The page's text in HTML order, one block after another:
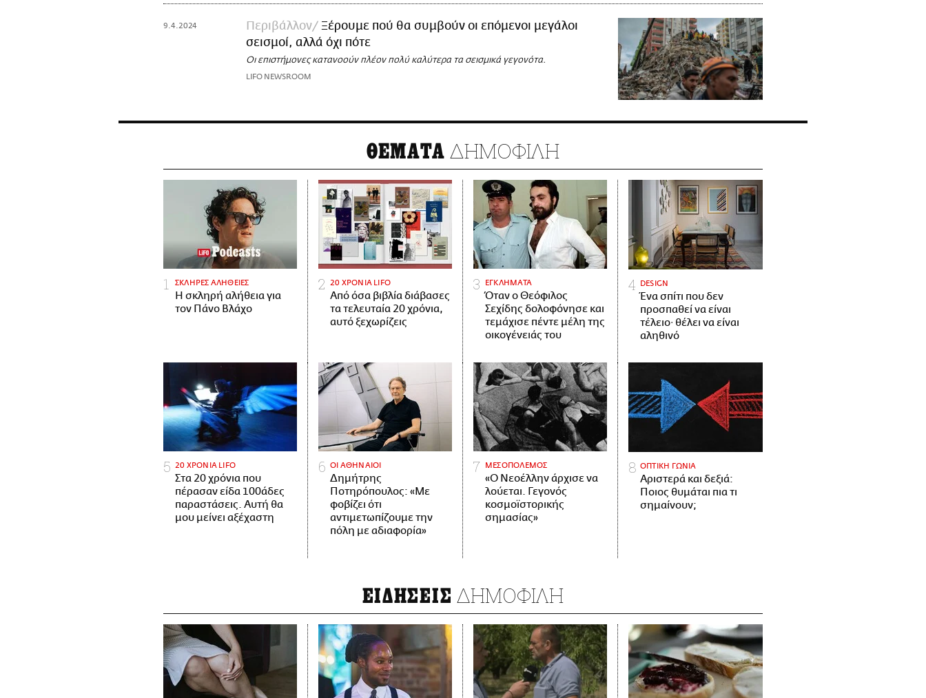
9.4.2024 Περιβάλλον
Ξέρουμε πού θα συμβούν οι επόμενοι μεγάλοι
σεισμοί, αλλά όχι πότε
Οι επιστήμονες κατανοούν πλέον πολύ καλύτερα τα σεισμικά γεγονότα.
LIFO NEWSROOM
ΘΕΜΑΤΑ ΔΗΜΟΦΙΛΗ
ΣΚΛΗΡΕΣ ΑΛΗΘΕΙΕΣ
H σκληρή αλήθεια για
τον Πάνο Βλάχο
20 ΧΡΟΝΙΑ LIFO
Από όσα βιβλία διάβασες
τα τελευταία 20 χρόνια,
αυτό ξεχωρίζεις
ΕΓΚΛΗΜΑΤΑ
Όταν ο Θεόφιλος
Σεχίδης δολοφόνησε και
τεμάχισε πέντε μέλη της
οικογένειάς του
DESIGN
Ένα σπίτι που δεν
προσπαθεί να είναι
τέλειο· θέλει να είναι
αληθινό
20 ΧΡΟΝΙΑ LIFO
Στα 20 χρόνια που
πέρασαν είδα 100άδες
παραστάσεις. Αυτή θα
μου μείνει αξέχαστη
ΟΙ ΑΘΗΝΑΙΟΙ
Δημήτρης
Ποτηρόπουλος: «Με
φοβίζει ότι
αντιμετωπίζουμε την
πόλη με αδιαφορία»
ΜΕΣΟΠΟΛΕΜΟΣ
«Ο Νεοέλλην άρχισε να
λούεται. Γεγονός
κοσμοϊστορικής
σημασίας»
ΟΠΤΙΚΗ ΓΩΝΙΑ
Αριστερά και δεξιά:
Ποιος θυμάται πια τι
σημαίνουν;
ΕΙΔΗΣΕΙΣ ΔΗΜΟΦΙΛΗ